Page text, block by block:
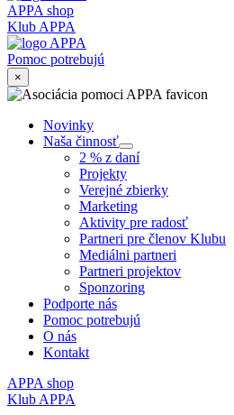
APPA shop
Klub APPA
Pomoc potrebujú
×
Novinky
Naša činnosť
Submenu
2 % z daní
Projekty
Verejné zbierky
Marketing
Aktivity pre radosť
Partneri pre členov Klubu
Mediálni partneri
Partneri projektov
Sponzoring
Podporte nás
Pomoc potrebujú
O nás
Kontakt
APPA shop
Klub APPA